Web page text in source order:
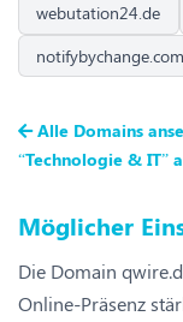
webutation24.de
notifybychange.com
Alle Domains
“Technologie & IT”
Möglicher
Die Domain
Online-Präsenz